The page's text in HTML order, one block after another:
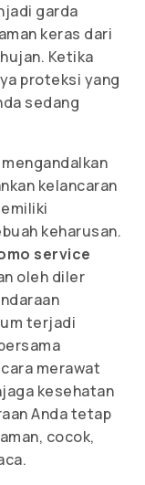
garda
keras dari
Ketika
proteksi yang
sedang
kelancaran
keharusan.
service
oleh diler
terjadi
merawat
kesehatan
Anda tetap
cocok,